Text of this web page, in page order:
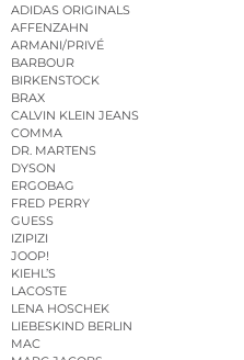
ADIDAS ORIGINALS
AFFENZAHN
ARMANI/PRIVÉ
BARBOUR
BIRKENSTOCK
BRAX
CALVIN KLEIN JEANS
COMMA
DR. MARTENS
DYSON
ERGOBAG
FRED PERRY
GUESS
IZIPIZI
JOOP!
KIEHL’S
LACOSTE
LENA HOSCHEK
LIEBESKIND BERLIN
MAC